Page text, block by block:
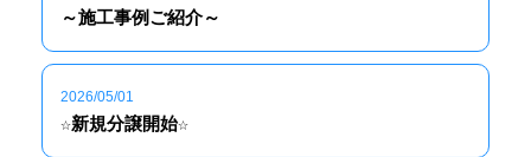
～施工事例ご紹介～
2026/05/01
☆新規分譲開始☆